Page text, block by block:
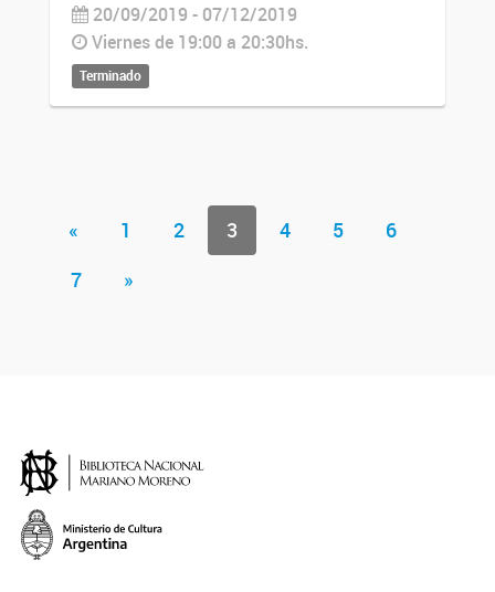
20/09/2019 - 07/12/2019
Viernes de 19:00 a 20:30hs.
Terminado
« 1 2 3 4 5
6
7
»